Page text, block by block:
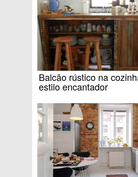
Balcão rústico na
estilo encantador